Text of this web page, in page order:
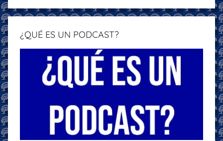
¿QUÉ ES UN PODCAST?